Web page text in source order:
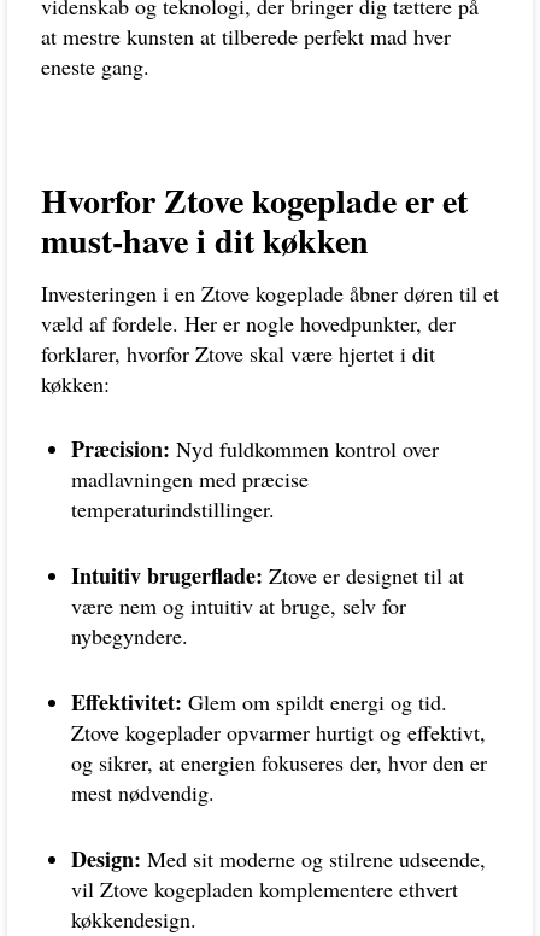
at mestre kunsten at tilberede perfekt mad hver
eneste gang.
Hvorfor Ztove kogeplade er et
must-have i dit køkken
Investeringen i en Ztove kogeplade åbner døren til et
væld af fordele. Her er nogle hovedpunkter, der
forklarer, hvorfor Ztove skal være hjertet i dit
køkken:
Præcision: Nyd fuldkommen kontrol over
madlavningen med præcise
temperaturindstillinger.
Intuitiv brugerflade: Ztove er designet til at
være nem og intuitiv at bruge, selv for
nybegyndere.
Effektivitet: Glem om spildt energi og tid.
Ztove kogeplader opvarmer hurtigt og effektivt,
og sikrer, at energien fokuseres der, hvor den er
mest nødvendig.
Design: Med sit moderne og stilrene udseende,
vil Ztove kogepladen komplementere ethvert
køkkendesign.